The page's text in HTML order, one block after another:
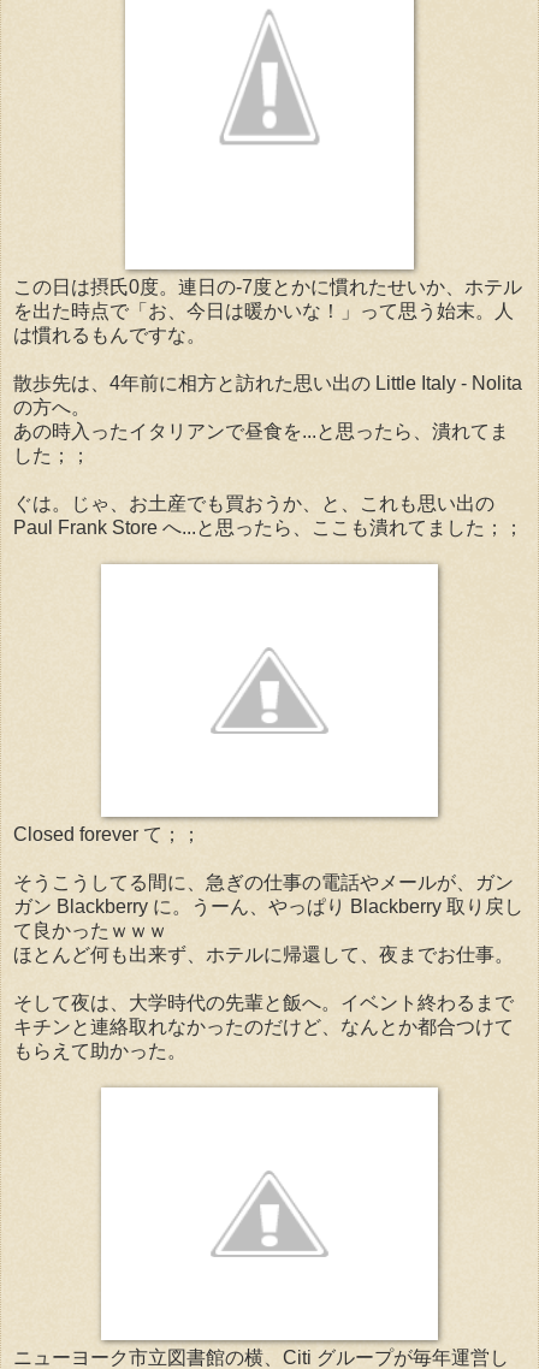
この日は摂氏0度。連日の-7度とかに慣れたせいか、ホテル
を出た時点で「お、今日は暖かいな！」って思う始末。人
は慣れるもんですな。
散歩先は、4年前に相方と訪れた思い出の Little Italy - Nolita
の方へ。
あの時入ったイタリアンで昼食を...と思ったら、潰れてま
した；；
ぐは。じゃ、お土産でも買おうか、と、これも思い出の
Paul Frank Store へ...と思ったら、ここも潰れてました；；
Closed forever て；；
そうこうしてる間に、急ぎの仕事の電話やメールが、ガン
ガン Blackberry に。うーん、やっぱり Blackberry 取り戻し
て良かったｗｗｗ
ほとんど何も出来ず、ホテルに帰還して、夜までお仕事。
そして夜は、大学時代の先輩と飯へ。イベント終わるまで
キチンと連絡取れなかったのだけど、なんとか都合つけて
もらえて助かった。
ニューヨーク市立図書館の横、Citi グループが毎年運営し